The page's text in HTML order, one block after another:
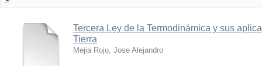
Tercera Ley de la Termodinámica y sus
Tierra
Mejia Rojo, Jose Alejandro